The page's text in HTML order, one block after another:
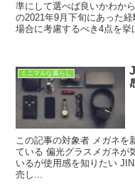
準にして選べば良いかわか
の2021年9月下旬にあった
場合に考慮するべき4点を挙
ミニマルな暮らし
この記事の対象者 メガネを
ている 偏光グラスメガネが
いるが使用感を知りたい
売し...